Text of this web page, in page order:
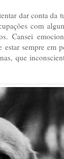
dar conta da
com
Cansei
sempre em
que